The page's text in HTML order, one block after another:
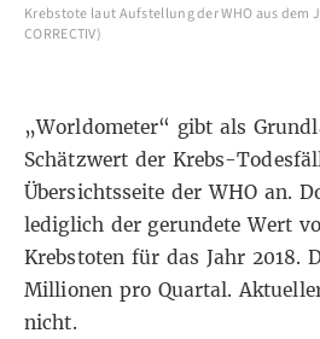
Krebstote laut Aufstellung der WHO aus dem
CORRECTIV)
„Worldometer“ gibt als
Schätzwert der Krebs-
Übersichtsseite der WHO an.
lediglich der gerundete Wert
Krebstoten für das Jahr 2018.
Millionen pro Quartal.
nicht.